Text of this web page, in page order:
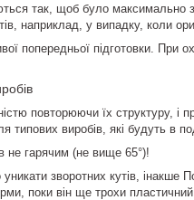
так, щоб було
наприклад, у випадку, коли
попередньої підготовки. При
повторюючи їх структуру,
типових виробів, які будуть в
не гарячим (не вище 65°)!
зворотних кутів, інакше
поки він ще трохи